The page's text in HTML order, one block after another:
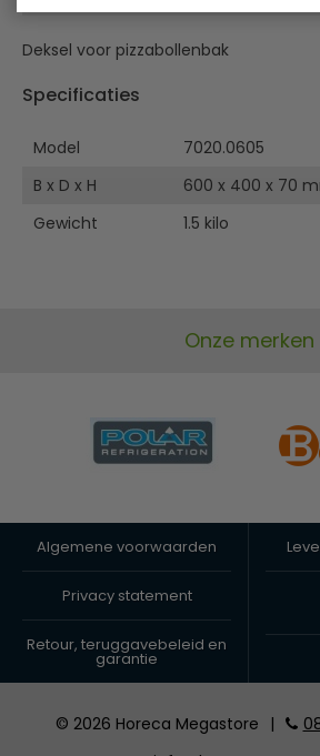
Deksel voor pizzabollenbak
Specificaties
Model
7020.0605
B x D x H
600 x 400 x 70
Gewicht
1.5 kilo
Onze merken
Algemene voorwaarden
Privacy statement
Retour, teruggavebeleid en
garantie
© 2026 Horeca Megastore |